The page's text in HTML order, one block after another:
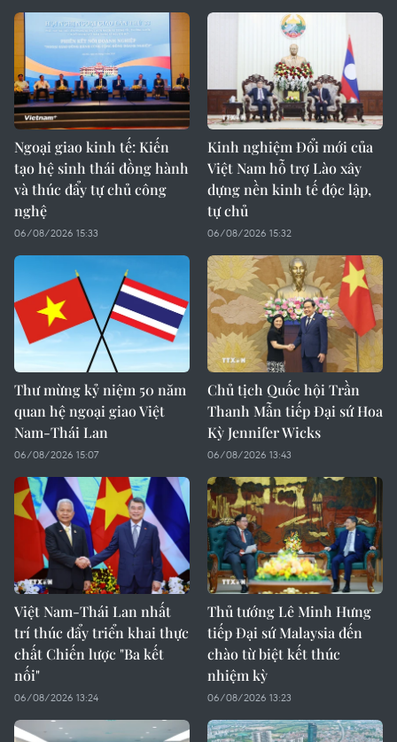
Ngoại giao kinh tế: Kiến
tạo hệ sinh thái đồng hành
và thúc đẩy tự chủ công
nghệ
06/08/2026 15:33
Kinh nghiệm Đổi mới của
Việt Nam hỗ trợ Lào xây
dựng nền kinh tế độc lập,
tự chủ
06/08/2026 15:32
Thư mừng kỷ niệm 50 năm
quan hệ ngoại giao Việt
Nam-Thái Lan
06/08/2026 15:07
Chủ tịch Quốc hội Trần
Thanh Mẫn tiếp Đại sứ Hoa
Kỳ Jennifer Wicks
06/08/2026 13:43
Việt Nam-Thái Lan nhất
trí thúc đẩy triển khai thực
chất Chiến lược "Ba kết
nối"
06/08/2026 13:24
Thủ tướng Lê Minh Hưng
tiếp Đại sứ Malaysia đến
chào từ biệt kết thúc
nhiệm kỳ
06/08/2026 13:23